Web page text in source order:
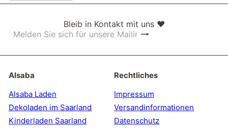
Bleib in Kontakt mit uns ❤
Abonnieren
Melden
unsere
Mailingliste
an
Alsaba
Alsaba Laden
Dekoladen im Saarland
Kinderladen Saarland
Rechtliches
Impressum
Versandinformationen
Datenschutz